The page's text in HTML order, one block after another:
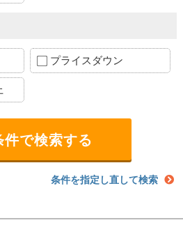
プライスダウン
条件を指定し直して検索